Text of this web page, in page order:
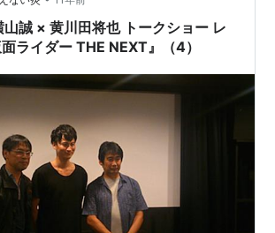
誠 × 黄川田将也 トークショー レ
ライダー THE NEXT』（4）